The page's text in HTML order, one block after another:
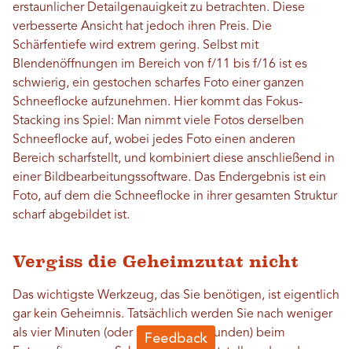
erstaunlicher Detailgenauigkeit zu betrachten. Diese
verbesserte Ansicht hat jedoch ihren Preis. Die
Schärfentiefe wird extrem gering. Selbst mit
Blendenöffnungen im Bereich von f/11 bis f/16 ist es
schwierig, ein gestochen scharfes Foto einer ganzen
Schneeflocke aufzunehmen. Hier kommt das Fokus-
Stacking ins Spiel: Man nimmt viele Fotos derselben
Schneeflocke auf, wobei jedes Foto einen anderen
Bereich scharfstellt, und kombiniert diese anschließend in
einer Bildbearbeitungssoftware. Das Endergebnis ist ein
Foto, auf dem die Schneeflocke in ihrer gesamten Struktur
scharf abgebildet ist.
Vergiss die Geheimzutat nicht
Das wichtigste Werkzeug, das Sie benötigen, ist eigentlich
gar kein Geheimnis. Tatsächlich werden Sie nach weniger
als vier Minuten (oder sogar vier Sekunden) beim